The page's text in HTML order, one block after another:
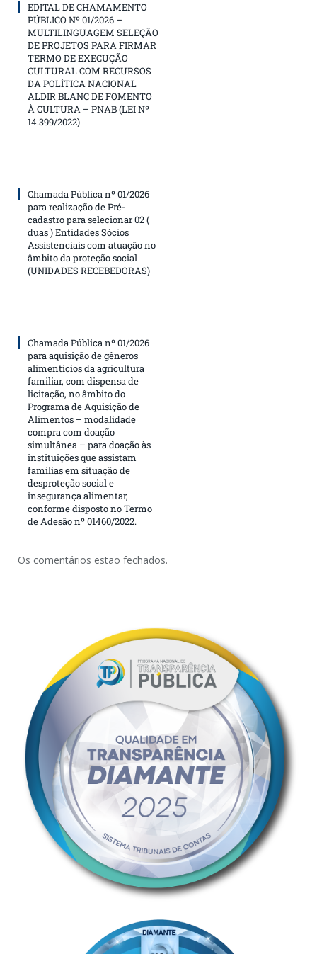
EDITAL DE CHAMAMENTO
PÚBLICO Nº 01/2026 –
MULTILINGUAGEM SELEÇÃO
DE PROJETOS PARA FIRMAR
TERMO DE EXECUÇÃO
CULTURAL COM RECURSOS
DA POLÍTICA NACIONAL
ALDIR BLANC DE FOMENTO
À CULTURA – PNAB (LEI Nº
14.399/2022)
Chamada Pública nº 01/2026
para realização de Pré-
cadastro para selecionar 02 (
duas ) Entidades Sócios
Assistenciais com atuação no
âmbito da proteção social
(UNIDADES RECEBEDORAS)
Chamada Pública nº 01/2026
para aquisição de gêneros
alimentícios da agricultura
familiar, com dispensa de
licitação, no âmbito do
Programa de Aquisição de
Alimentos – modalidade
compra com doação
simultânea – para doação às
instituições que assistam
famílias em situação de
desproteção social e
insegurança alimentar,
conforme disposto no Termo
de Adesão nº 01460/2022.
Os comentários estão fechados.